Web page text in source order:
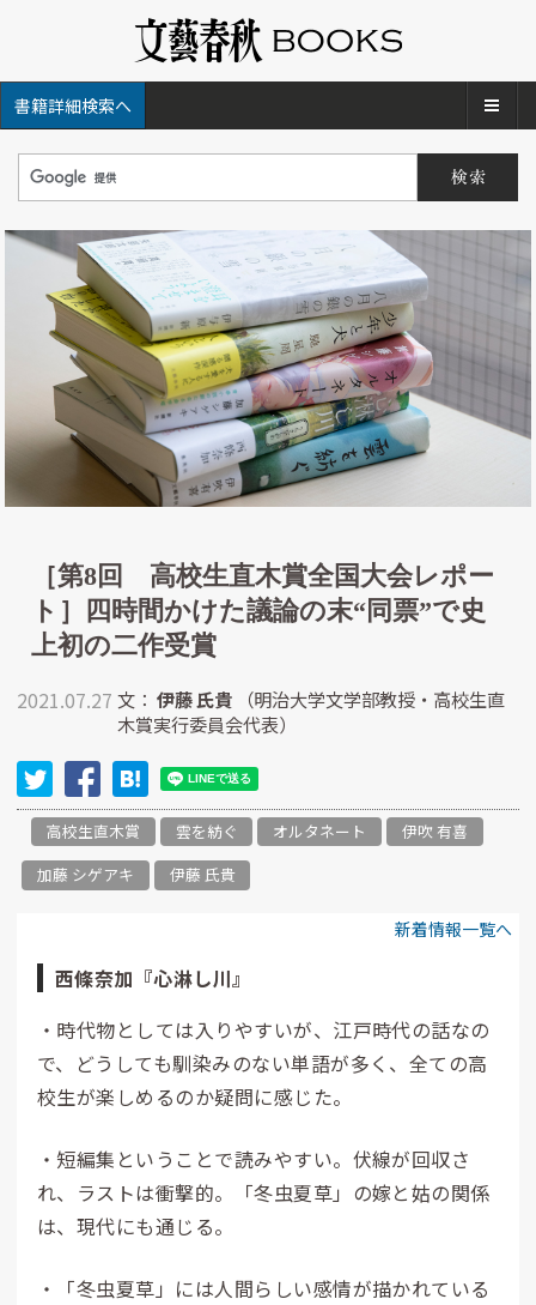
書籍詳細検索へ
［第8回 高校生直木賞全国大会レポー
ト］四時間かけた議論の末“同票”で史
上初の二作受賞
2021.07.27 文： 伊藤 氏貴
（明治大学文学部教授・高校生直
木賞実行委員会代表）
高校生直木賞 雲を紡ぐ オルタネート
伊吹 有喜
加藤 シゲアキ
伊藤 氏貴
新着情報一覧へ
西條奈加『心淋し川』
・時代物としては入りやすいが、江戸時代の話なの
で、どうしても馴染みのない単語が多く、全ての高
校生が楽しめるのか疑問に感じた。
・短編集ということで読みやすい。伏線が回収さ
れ、ラストは衝撃的。「冬虫夏草」の嫁と姑の関係
は、現代にも通じる。
・「冬虫夏草」には人間らしい感情が描かれている